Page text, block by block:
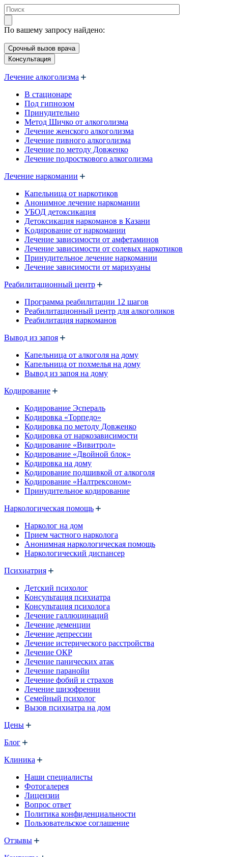
По вашему запросу найдено:
Срочный вызов врача
Консультация
Лечение алкоголизма
В стационаре
Под гипнозом
Принудительно
Метод Шичко от алкоголизма
Лечение женского алкоголизма
Лечение пивного алкоголизма
Лечение по методу Довженко
Лечение подросткового алкоголизма
Лечение наркомании
Капельница от наркотиков
Анонимное лечение наркомании
УБОД детоксикация
Детоксикация наркоманов в Казани
Kодирование от наркомании
Лечение зависимости от амфетаминов
Лечение зависимости от солевых наркотиков
Принудительное лечение наркомании
Лечение зависимости от марихуаны
Реабилитационный центр
Программа реабилитации 12 шагов
Реабилитационный центр для алкоголиков
Реабилитация наркоманов
Вывод из запоя
Капельница от алкоголя на дому
Капельница от похмелья на дому
Вывод из запоя на дому
Кодирование
Кодирование Эспераль
Кодировка «Торпедо»
Кодировка по методу Довженко
Кодировка от наркозависимости
Кодирование «Вивитрол»
Кодирование «Двойной блок»
Кодировка на дому
Кодирование подшивкой от алкоголя
Кодирование «Налтрексоном»
Принудительное кодирование
Наркологическая помощь
Нарколог на дом
Прием частного нарколога
Анонимная наркологическая помощь
Наркологический диспансер
Психиатрия
Детский психолог
Консультация психиатра
Консультация психолога
Лечение галлюцинаций
Лечение деменции
Лечение депрессии
Лечение истерического расстройства
Лечение ОКР
Лечение панических атак
Лечение паранойи
Лечение фобий и страхов
Лечение шизофрении
Семейный психолог
Вызов психиатра на дом
Цены
Блог
Клиника
Наши специалисты
Фотогалерея
Лицензии
Вопрос ответ
Политика конфиденциальности
Пользовательское соглашение
Отзывы